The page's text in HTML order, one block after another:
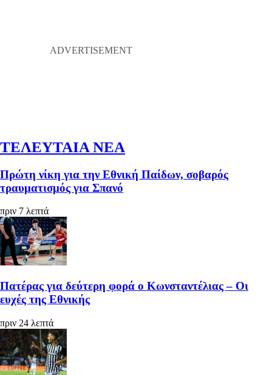
ΤΕΛΕΥΤΑΙΑ ΝΕΑ
Πρώτη νίκη για την Εθνική Παίδων, σοβαρός
τραυματισμός για Σπανό
πριν 7 λεπτά
Πατέρας για δεύτερη φορά ο Κωνσταντέλιας – Οι
ευχές της Εθνικής
πριν 24 λεπτά